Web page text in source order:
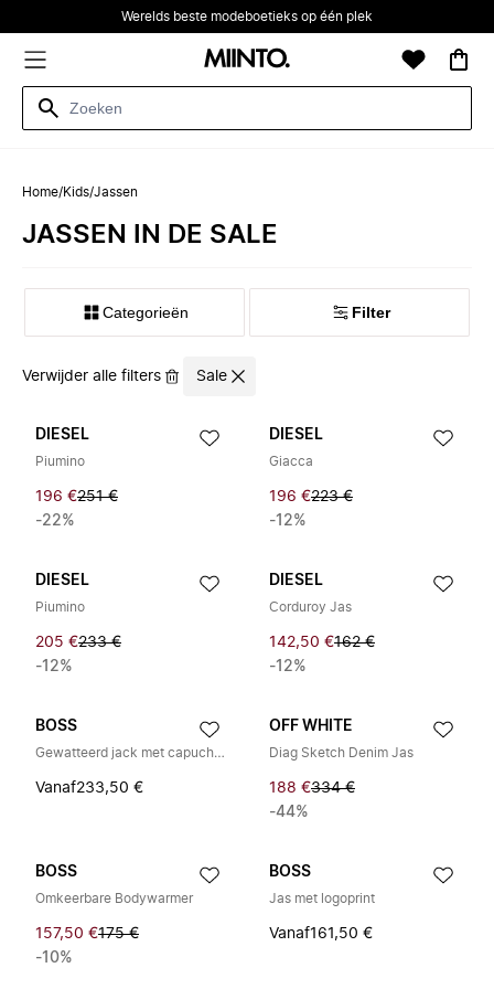
Werelds beste modeboetieks op één plek
Home/Kids/Jassen
JASSEN IN DE SALE
Categorieën Filter
Verwijder alle filters Sale
DIESEL
Piumino
196 €251 €
-22%
DIESEL
Giacca
196 €223 €
-12%
DIESEL
Piumino
205 €233 €
-12%
DIESEL
Corduroy Jas
142,50 €162 €
-12%
BOSS
Gewatteerd jack met capuchon
Vanaf233,50 €
OFF WHITE
Diag Sketch Denim Jas
188 €334 €
-44%
BOSS
Omkeerbare Bodywarmer
157,50 €175 €
-10%
BOSS
Jas met logoprint
Vanaf161,50 €